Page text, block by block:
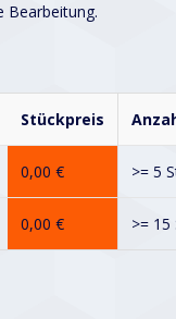
Bearbeitung.
Stückpreis
0,00 € >= 5
0,00 € >= 15